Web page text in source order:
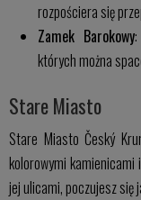
rozpościera się
Zamek Barokowy:
których można
Stare Miasto
Stare Miasto Český
kolorowymi
jej ulicami, poczujesz się